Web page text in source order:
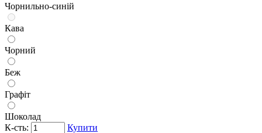
Чорнильно-синій
Кава
Чорний
Беж
Графіт
Шоколад
К-сть:
Купити